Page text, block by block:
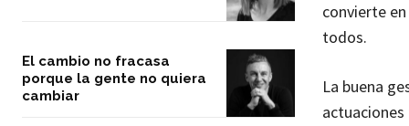
El cambio no fracasa
porque la gente no quiera
cambiar
convierte
todos.
La buena